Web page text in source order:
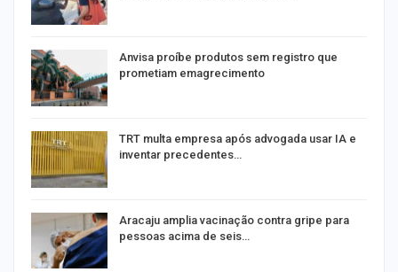
Anvisa proíbe produtos sem registro que
prometiam emagrecimento
TRT multa empresa após advogada usar IA e
inventar precedentes…
Aracaju amplia vacinação contra gripe para
pessoas acima de seis…